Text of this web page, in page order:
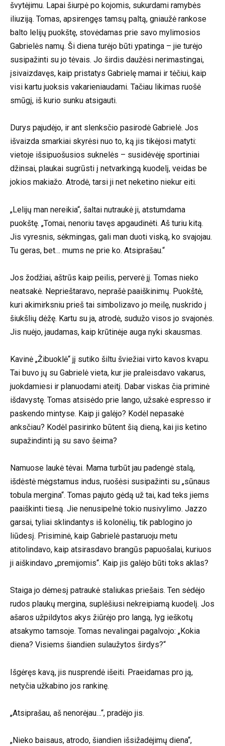
švytėjimu. Lapai šiurpė po kojomis, sukurdami ramybės
iliuziją. Tomas, apsirengęs tamsų paltą, gniaužė rankose
balto lelijų puokštę, stovėdamas prie savo mylimosios
Gabrielės namų. Ši diena turėjo būti ypatinga – jie turėjo
susipažinti su jo tėvais. Jo širdis daužėsi nerimastingai,
įsivaizdavęs, kaip pristatys Gabrielę mamai ir tėčiui, kaip
visi kartu juoksis vakarieniaudami. Tačiau likimas ruošė
smūgį, iš kurio sunku atsigauti.
Durys pajudėjo, ir ant slenksčio pasirodė Gabrielė. Jos
išvaizda smarkiai skyrėsi nuo to, ką jis tikėjosi matyti:
vietoje išsipuošusios suknelės – susidėvėję sportiniai
džinsai, plaukai sugrūsti į netvarkingą kuodelį, veidas be
jokios makiažo. Atrodė, tarsi ji net neketino niekur eiti.
„Lelijų man nereikia“, šaltai nutraukė ji, atstumdama
puokštę. „Tomai, nenoriu tavęs apgaudinėti. Aš turiu kitą.
Jis vyresnis, sėkmingas, gali man duoti viską, ko svajojau.
Tu geras, bet… mums ne prie ko. Atsiprašau.“
Jos žodžiai, aštrūs kaip peilis, perverė jį. Tomas nieko
neatsakė. Neprieštaravo, neprašė paaiškinimų. Puokštė,
kuri akimirksniu prieš tai simbolizavo jo meilę, nuskrido į
šiukšlių dėžę. Kartu su ja, atrodė, sudužo visos jo svajonės.
Jis nuėjo, jaudamas, kaip krūtinėje auga nyki skausmas.
Kavinė „Žibuoklė“ jį sutiko šiltu šviežiai virto kavos kvapu.
Tai buvo jų su Gabrielė vieta, kur jie praleisdavo vakarus,
juokdamiesi ir planuodami ateitį. Dabar viskas čia priminė
išdavystę. Tomas atsisėdo prie lango, užsakė espresso ir
paskendo mintyse. Kaip ji galėjo? Kodėl nepasakė
anksčiau? Kodėl pasirinko būtent šią dieną, kai jis ketino
supažindinti ją su savo šeima?
Namuose laukė tėvai. Mama turbūt jau padengė stalą,
išdėstė mėgstamus indus, ruošėsi susipažinti su „sūnaus
tobula mergina“. Tomas pajuto gėdą už tai, kad teks jiems
paaiškinti tiesą. Jie nenusipelnė tokio nusivylimo. Jazzo
garsai, tyliai sklindantys iš kolonėlių, tik pablogino jo
liūdesį. Prisiminė, kaip Gabrielė pastaruoju metu
atitolindavo, kaip atsirasdavo brangūs papuošalai, kuriuos
ji aiškindavo „premijomis“. Kaip jis galėjo būti toks aklas?
Staiga jo dėmesį patraukė staliukas priešais. Ten sėdėjo
rudos plaukų mergina, suplėšiusi nekreipiamą kuodelį. Jos
ašaros užpildytos akys žiūrėjo pro langą, lyg ieškotų
atsakymo tamsoje. Tomas nevalingai pagalvojo: „Kokia
diena? Visiems šiandien sulaužytos širdys?“
Išgėręs kavą, jis nusprendė išeiti. Praeidamas pro ją,
netyčia užkabino jos rankinę.
„Atsiprašau, aš nenorėjau…“, pradėjo jis.
„Nieko baisaus, atrodo, šiandien išsižadėjimų diena“,